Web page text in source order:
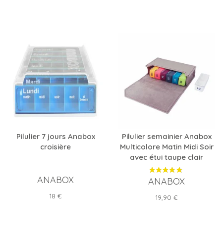
Pilulier 7 jours Anabox
croisière
ANABOX
Prix
18 €
Pilulier semainier Anabox
Multicolore Matin Midi Soir
avec étui taupe clair
ANABOX
Prix
19,90 €